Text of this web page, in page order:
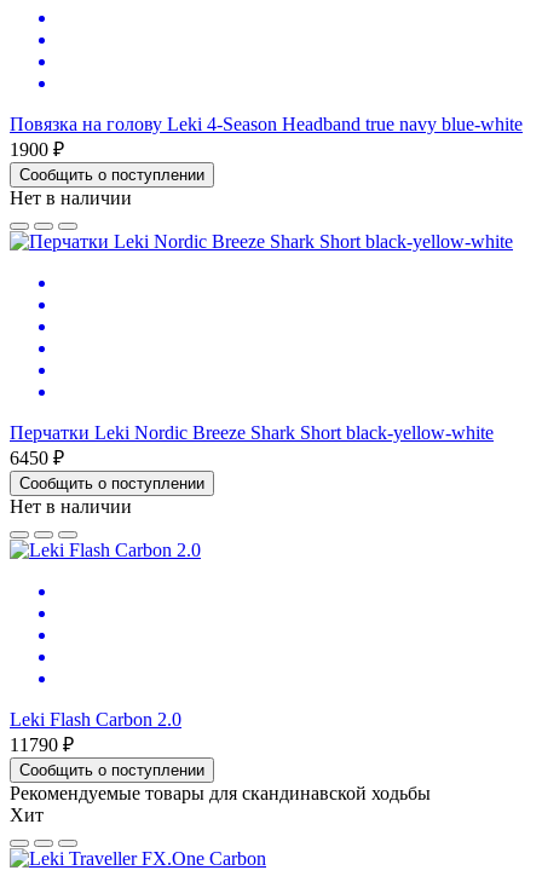
Повязка на голову Leki 4-Season Headband true navy blue-white
1900 ₽
Сообщить о поступлении
Нет в наличии
Перчатки Leki Nordic Breeze Shark Short black-yellow-white
6450 ₽
Сообщить о поступлении
Нет в наличии
Leki Flash Carbon 2.0
11790 ₽
Сообщить о поступлении
Рекомендуемые товары для скандинавской ходьбы
Хит